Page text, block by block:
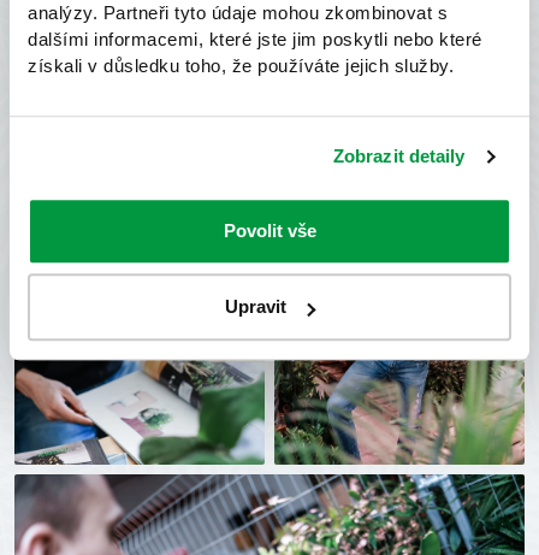
analýzy. Partneři tyto údaje mohou zkombinovat s
dalšími informacemi, které jste jim poskytli nebo které
získali v důsledku toho, že používáte jejich služby.
Zobrazit detaily
Povolit vše
Upravit